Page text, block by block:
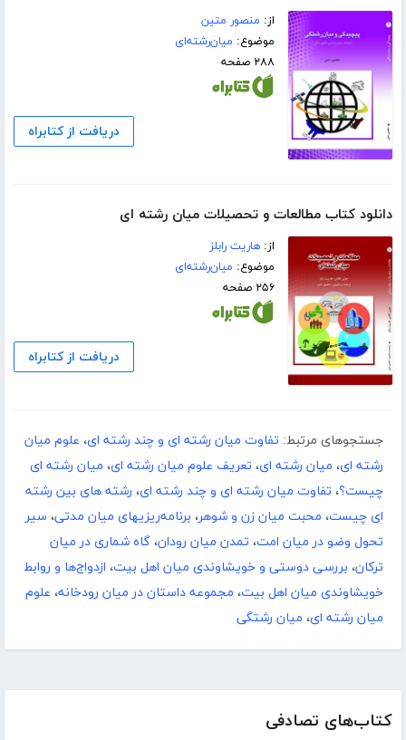
کتاب‌های تصادفی
از: منصور متین
موضوع: میان‌رشته‌ای
۲۸۸ صفحه
دریافت از کتابراه
دانلود کتاب مطالعات و تحصیلات میان رشته ای
از:هاریت رابلز
موضوع: میان‌رشته‌ای
۲۵۶ صفحه
دریافت از کتابراه
جستجوهای مرتبط: تفاوت میان رشته ای و چند رشته ای، علوم میان
رشته ای، میان رشته ای، تعریف علوم میان رشته ای، میان رشته ای
چیست؟، تفاوت میان رشته ای و چند رشته ای، رشته های بین رشته
ای چیست، محبت میان زن و شوهر، برنامه‌ریزیهای‌ میان‌ مدتی‌، سیر
تحول وضو در میان امت، تمدن میان رودان، گاه شماری در میان
ترکان، بررسی دوستی و خویشاوندی میان اهل بیت، ازدواج‌ها و روابط
خویشاوندی میان اهل بیت، مجموعه داستان در میان رودخانه، علوم
میان رشته ای، میان رشتگی